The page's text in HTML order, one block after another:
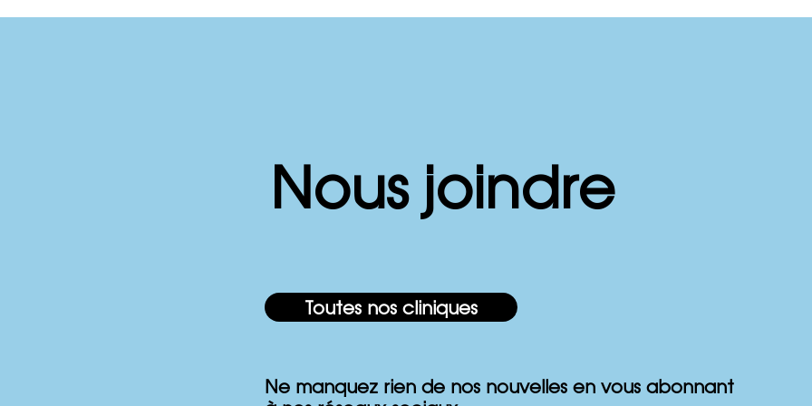
💤 Mieux dormir grâce au
Night Shift : une solution
contre l’apnée du sommeil
positionnelle
Nous joindre
Toutes nos cliniques
Ne manquez rien de nos nouvelles en vous abonnant